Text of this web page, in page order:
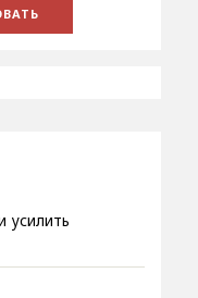
усилить